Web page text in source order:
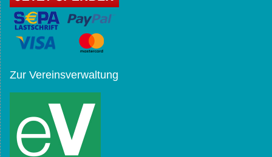
Zur Vereinsverwaltung